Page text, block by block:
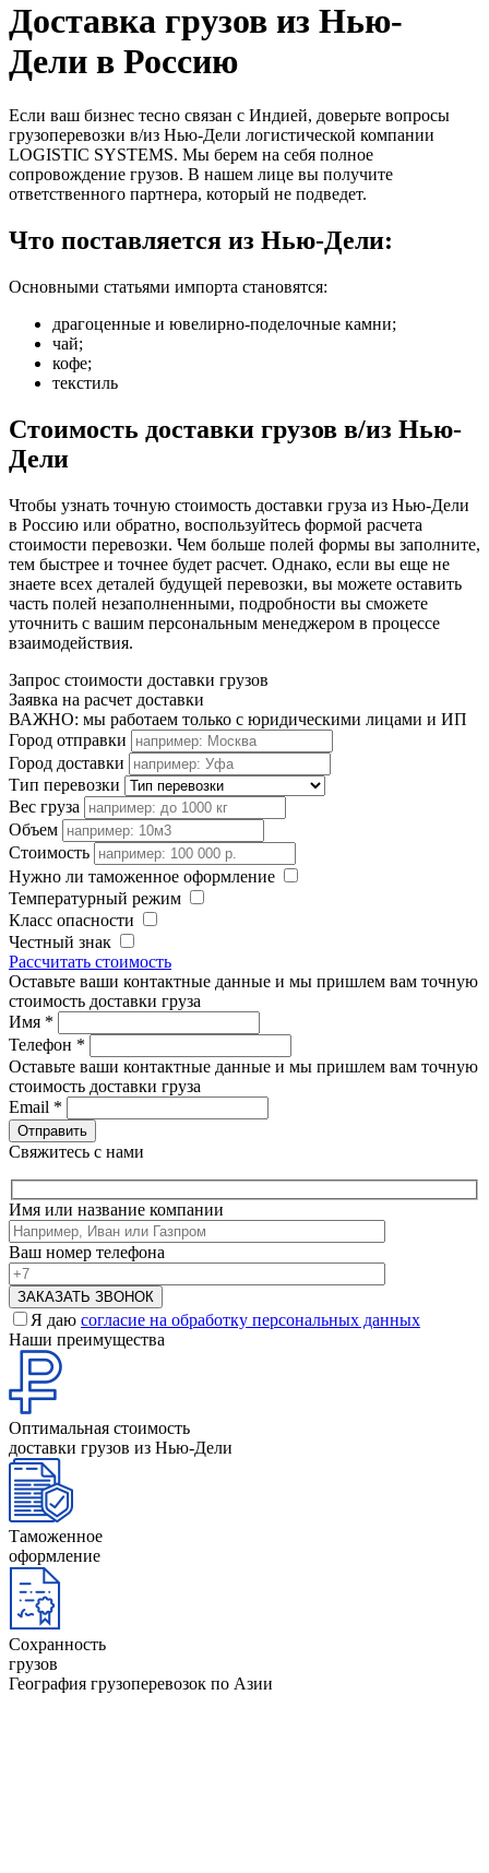
Доставка грузов из Нью-
Дели в Россию
Если ваш бизнес тесно связан с Индией, доверьте вопросы
грузоперевозки в/из Нью-Дели логистической компании
LOGISTIC SYSTEMS. Мы берем на себя полное
сопровождение грузов. В нашем лице вы получите
ответственного партнера, который не подведет.
Что поставляется из Нью-Дели:
Основными статьями импорта становятся:
драгоценные и ювелирно-поделочные камни;
чай;
кофе;
текстиль
Стоимость доставки грузов в/из Нью-
Дели
Чтобы узнать точную стоимость доставки груза из Нью-Дели
в Россию или обратно, воспользуйтесь формой расчета
стоимости перевозки. Чем больше полей формы вы заполните,
тем быстрее и точнее будет расчет. Однако, если вы еще не
знаете всех деталей будущей перевозки, вы можете оставить
часть полей незаполненными, подробности вы сможете
уточнить с вашим персональным менеджером в процессе
взаимодействия.
Запрос стоимости доставки грузов
Заявка на расчет доставки
ВАЖНО: мы работаем только с юридическими лицами и ИП
Город отправки
Город доставки
Тип перевозки
Вес груза
Объем
Стоимость
Нужно ли таможенное оформление
Температурный режим
Класс опасности
Честный знак
Рассчитать стоимость
Оставьте ваши контактные данные и мы пришлем вам точную
стоимость доставки груза
Имя *
Телефон *
Оставьте ваши контактные данные и мы пришлем вам точную
стоимость доставки груза
Email *
Свяжитесь с нами
Имя или название компании
Ваш номер телефона
Я даю согласие на обработку персональных данных
Наши преимущества
Оптимальная стоимость
доставки грузов из Нью-Дели
Таможенное
оформление
Сохранность
грузов
География грузоперевозок по Азии